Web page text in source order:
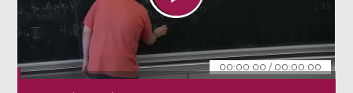
00:00:00 / 00:00:00